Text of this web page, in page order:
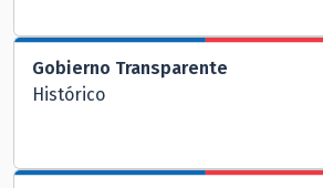
Gobierno Transparente
Histórico